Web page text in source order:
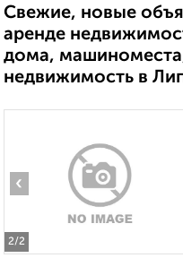
Свежие, новые
аренде
дома,
недвижимость в
2/2
‹